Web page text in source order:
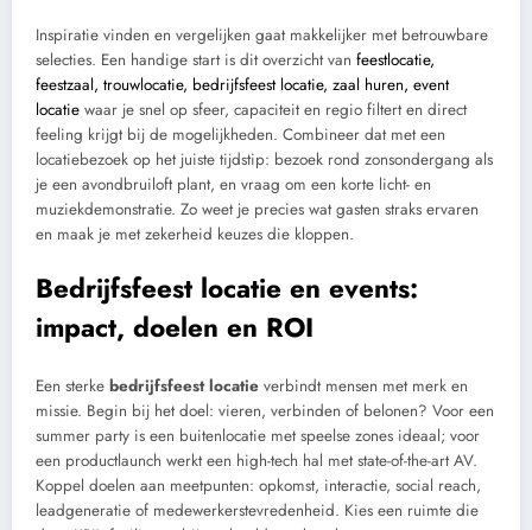
Inspiratie vinden en vergelijken gaat makkelijker met betrouwbare
selecties. Een handige start is dit overzicht van feestlocatie,
feestzaal, trouwlocatie, bedrijfsfeest locatie, zaal huren, event
locatie waar je snel op sfeer, capaciteit en regio filtert en direct
feeling krijgt bij de mogelijkheden. Combineer dat met een
locatiebezoek op het juiste tijdstip: bezoek rond zonsondergang als
je een avondbruiloft plant, en vraag om een korte licht- en
muziekdemonstratie. Zo weet je precies wat gasten straks ervaren
en maak je met zekerheid keuzes die kloppen.
Bedrijfsfeest locatie en events:
impact, doelen en ROI
Een sterke bedrijfsfeest locatie verbindt mensen met merk en
missie. Begin bij het doel: vieren, verbinden of belonen? Voor een
summer party is een buitenlocatie met speelse zones ideaal; voor
een productlaunch werkt een high-tech hal met state-of-the-art AV.
Koppel doelen aan meetpunten: opkomst, interactie, social reach,
leadgeneratie of medewerkerstevredenheid. Kies een ruimte die